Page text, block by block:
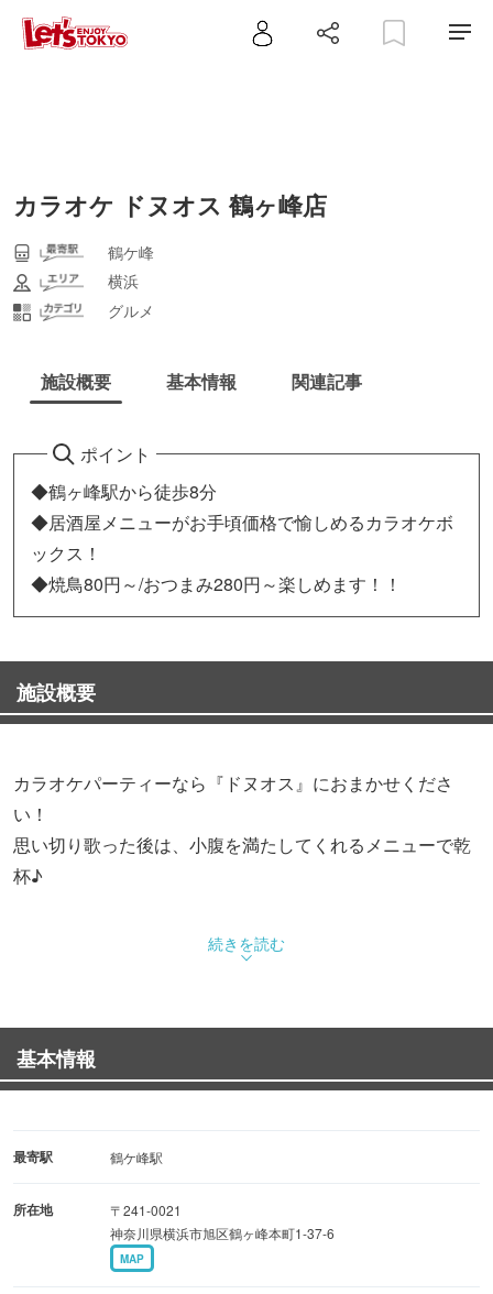
カラオケ ドヌオス 鶴ヶ峰店
鶴ケ峰
横浜
グルメ
施設概要 基本情報 関連記事
ポイント
◆鶴ヶ峰駅から徒歩8分
◆居酒屋メニューがお手頃価格で愉しめるカラオケボ
ックス！
◆焼鳥80円～/おつまみ280円～楽しめます！！
施設概要
カラオケパーティーなら『ドヌオス』におまかせくださ
い！
思い切り歌った後は、小腹を満たしてくれるメニューで乾
杯♪
≪オススメのメニュー≫
・焼鳥4本盛り…380円（税抜）
・サイコロステーキ…380円（税抜）
その他にも、ポテトフライや枝豆等のおつまみや、
食事メニューも揃っております。
ドリンクは、ビールやカクテル、チューハイ等が含まれた
飲み放題がおすすめ◎
続きを読む
基本情報
最寄駅 鶴ケ峰駅
所在地
〒241-0021
神奈川県横浜市旭区鶴ヶ峰本町1-37-6
MAP